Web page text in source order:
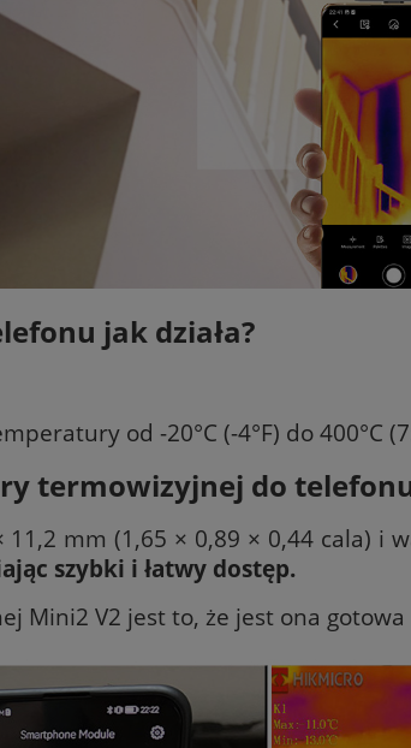
jak działa?
od -20°C (-4°F) do 400°C
termowizyjnej do
mm (1,65 × 0,89 × 0,44 cala) i
szybki i łatwy dostęp.
Mini2 V2 jest to, że jest ona